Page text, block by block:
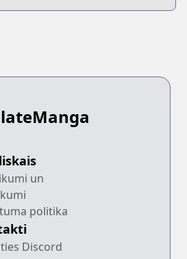
un
politika
Discord